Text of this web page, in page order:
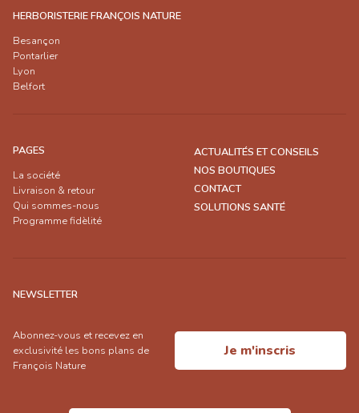
HERBORISTERIE FRANÇOIS NATURE
Besançon
Pontarlier
Lyon
Belfort
PAGES
La société
Livraison & retour
Qui sommes-nous
Programme fidèlité
ACTUALITÉS ET CONSEILS
NOS BOUTIQUES
CONTACT
SOLUTIONS SANTÉ
NEWSLETTER
Abonnez-vous et recevez en
exclusivité les bons plans de
François Nature
Je m'inscris